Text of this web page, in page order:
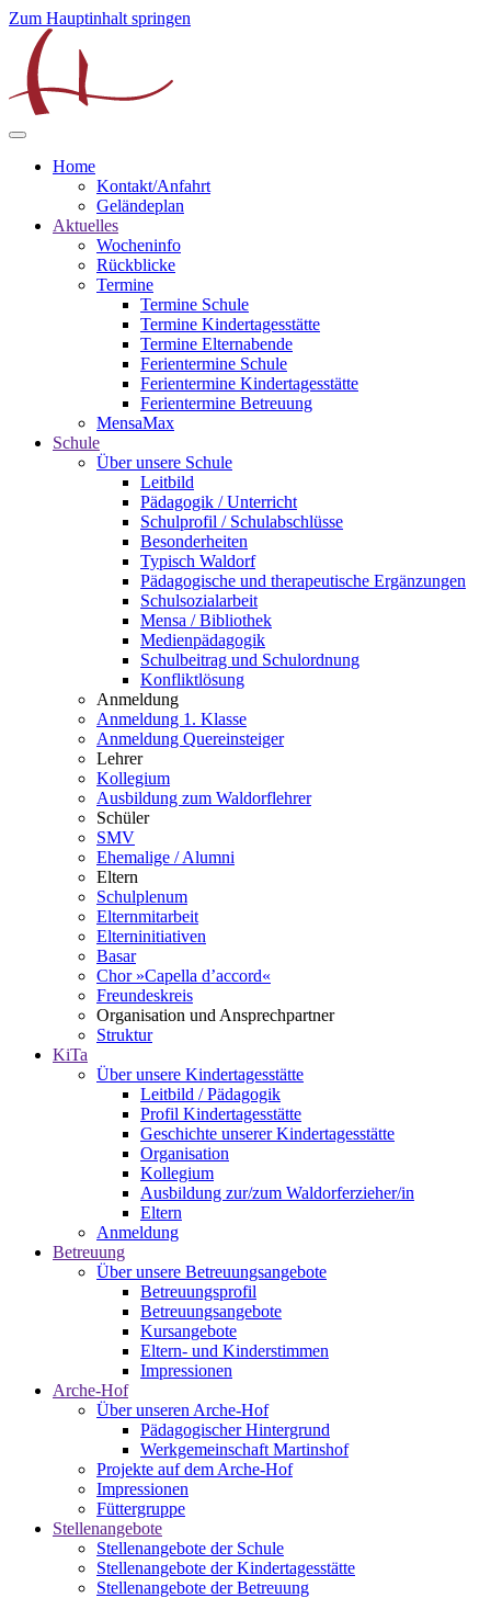
Zum Hauptinhalt springen
Home
Kontakt/Anfahrt
Geländeplan
Aktuelles
Wocheninfo
Rückblicke
Termine
Termine Schule
Termine Kindertagesstätte
Termine Elternabende
Ferientermine Schule
Ferientermine Kindertagesstätte
Ferientermine Betreuung
MensaMax
Schule
Über unsere Schule
Leitbild
Pädagogik / Unterricht
Schulprofil / Schulabschlüsse
Besonderheiten
Typisch Waldorf
Pädagogische und therapeutische Ergänzungen
Schulsozialarbeit
Mensa / Bibliothek
Medienpädagogik
Schulbeitrag und Schulordnung
Konfliktlösung
Anmeldung
Anmeldung 1. Klasse
Anmeldung Quereinsteiger
Lehrer
Kollegium
Ausbildung zum Waldorflehrer
Schüler
SMV
Ehemalige / Alumni
Eltern
Schulplenum
Elternmitarbeit
Elterninitiativen
Basar
Chor »Capella d’accord«
Freundeskreis
Organisation und Ansprechpartner
Struktur
KiTa
Über unsere Kindertagesstätte
Leitbild / Pädagogik
Profil Kindertagesstätte
Geschichte unserer Kindertagesstätte
Organisation
Kollegium
Ausbildung zur/zum Waldorferzieher/in
Eltern
Anmeldung
Betreuung
Über unsere Betreuungsangebote
Betreuungsprofil
Betreuungsangebote
Kursangebote
Eltern- und Kinderstimmen
Impressionen
Arche-Hof
Über unseren Arche-Hof
Pädagogischer Hintergrund
Werkgemeinschaft Martinshof
Projekte auf dem Arche-Hof
Impressionen
Füttergruppe
Stellenangebote
Stellenangebote der Schule
Stellenangebote der Kindertagesstätte
Stellenangebote der Betreuung